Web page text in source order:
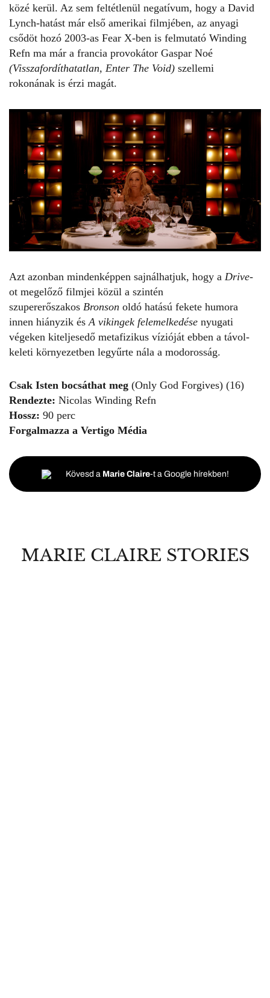
közé kerül. Az sem feltétlenül negatívum, hogy a David
Lynch-hatást már első amerikai filmjében, az anyagi
csődöt hozó 2003-as Fear X-ben is felmutató Winding
Refn ma már a francia provokátor Gaspar Noé
(Visszafordíthatatlan, Enter The Void) szellemi
rokonának is érzi magát.
Azt azonban mindenképpen sajnálhatjuk, hogy a Drive-
ot megelőző filmjei közül a szintén
szupererőszakos Bronson oldó hatású fekete humora
innen hiányzik és A vikingek felemelkedése nyugati
végeken kiteljesedő metafizikus vízióját ebben a távol-
keleti környezetben legyűrte nála a modorosság.
Csak Isten bocsáthat meg (Only God Forgives) (16)
Rendezte: Nicolas Winding Refn
Hossz: 90 perc
Forgalmazza a Vertigo Média
Kövesd a Marie Claire-t a Google hírekben!
MARIE CLAIRE STORIES